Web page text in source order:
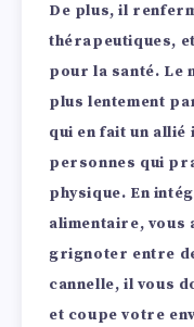
De plus, il
thérapeutiques,
pour la santé. Le
plus lentement
qui en fait un
personnes qui
physique. En
alimentaire, vous
grignoter entre
cannelle, il vous
et coupe votre